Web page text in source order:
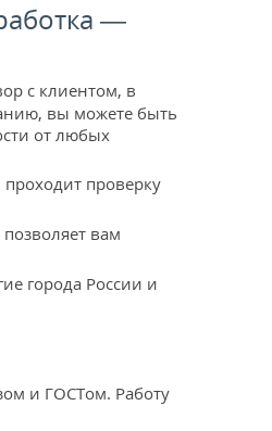
—
с клиентом, в
вы можете быть
от любых
проходит проверку
вам
города России и
и ГОСТом. Работу